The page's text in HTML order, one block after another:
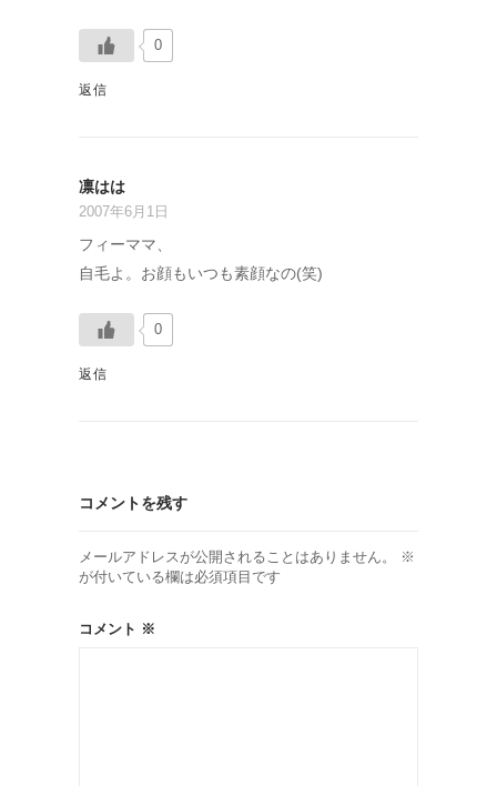
0
返信
凛はは
2007年6月1日
フィーママ、
自毛よ。お顔もいつも素顔なの(笑)
0
返信
コメントを残す
メールアドレスが公開されることはありません。
※
が付いている欄は必須項目です
コメント ※